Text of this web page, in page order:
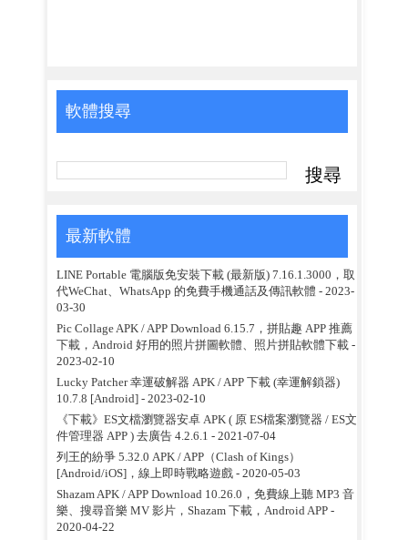
軟體搜尋
最新軟體
LINE Portable 電腦版免安裝下載 (最新版) 7.16.1.3000，取
代WeChat、WhatsApp 的免費手機通話及傳訊軟體 - 2023-
03-30
Pic Collage APK / APP Download 6.15.7，拼貼趣 APP 推薦
下載，Android 好用的照片拼圖軟體、照片拼貼軟體下載-
2023-02-10
Lucky Patcher 幸運破解器 APK / APP 下載 (幸運解鎖器)
10.7.8 [Android] - 2023-02-10
《下載》ES文檔瀏覽器安卓 APK ( 原 ES檔案瀏覽器 / ES文
件管理器 APP ) 去廣告 4.2.6.1 - 2021-07-04
列王的紛爭 5.32.0 APK / APP（Clash of Kings）
[Android/iOS]，線上即時戰略遊戲- 2020-05-03
Shazam APK / APP Download 10.26.0，免費線上聽 MP3 音
樂、搜尋音樂 MV 影片，Shazam 下載，Android APP-
2020-04-22